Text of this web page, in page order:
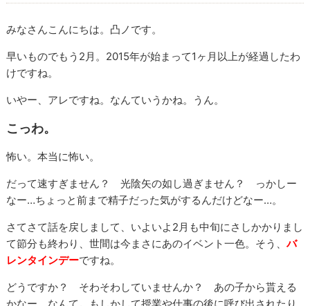
みなさんこんにちは。凸ノです。
早いものでもう2月。2015年が始まって1ヶ月以上が経過したわ
けですね。
いやー、アレですね。なんていうかね。うん。
こっわ。
怖い。本当に怖い。
だって速すぎません？ 光陰矢の如し過ぎません？ っかしー
なー…ちょっと前まで精子だった気がするんだけどなー…。
さてさて話を戻しまして、いよいよ2月も中旬にさしかかりまし
て節分も終わり、世間は今まさにあのイベント一色。そう、バ
レンタインデーですね。
どうですか？ そわそわしていませんか？ あの子から貰える
かなー、なんて。もしかして授業や仕事の後に呼び出されたり